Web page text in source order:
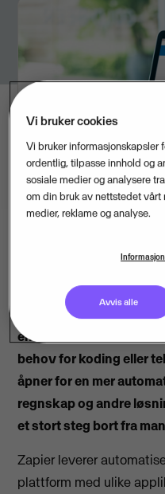
lansert som en app på
Zapier - en plattform
enkelt kan kobles
behov for koding eller
åpner for en mer
regnskap og andre
et stort steg bort fra
Zapier leverer
plattform med ulike
Vi bruker cookies
Vi bruker informasjonskapsler
ordentlig, tilpasse innhold og
sosiale medier og analysere
om din bruk av nettstedet vårt
medier, reklame og analyse.
Avvis alle